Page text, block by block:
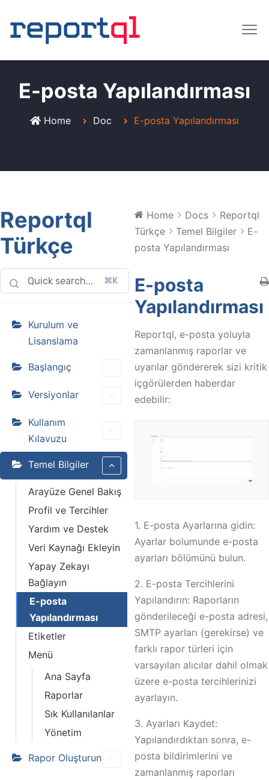
E-posta Yapılandırması
Home Doc E-posta Yapılandırması
Reportql
Türkçe
⌘K
Kurulum ve
Lisanslama
Başlangıç
Versiyonlar
Kullanım
Kılavuzu
Temel Bilgiler
Arayüze Genel Bakış
Profil ve Tercihler
Yardım ve Destek
Veri Kaynağı Ekleyin
Yapay Zekayı
Bağlayın
E-posta
Yapılandırması
Etiketler
Menü
Ana Sayfa
Raporlar
Sık Kullanılanlar
Yönetim
Rapor Oluşturun
Home Docs
Reportql
Türkçe
Temel Bilgiler
E-
posta Yapılandırması
E-posta
Yapılandırması
Reportql, e-posta yoluyla
zamanlanmış raporlar ve
uyarılar göndererek sizi kritik
içgörülerden haberdar
edebilir:
1. E-posta Ayarlarına gidin:
Ayarlar bolumunde e-posta
ayarları bölümünü bulun.
2. E-posta Tercihlerini
Yapılandırın: Raporların
gönderileceği e-posta adresi,
SMTP ayarları (gerekirse) ve
farklı rapor türleri için
varsayılan alıcılar dahil olmak
üzere e-posta tercihlerinizi
ayarlayın.
3. Ayarları Kaydet:
Yapılandırdıktan sonra, e-
posta bildirimlerini ve
zamanlanmış raporları